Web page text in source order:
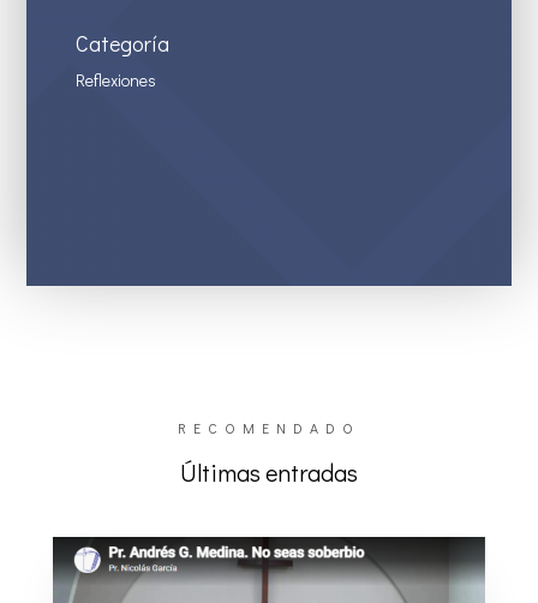
Categoría
Reflexiones
RECOMENDADO
Últimas entradas